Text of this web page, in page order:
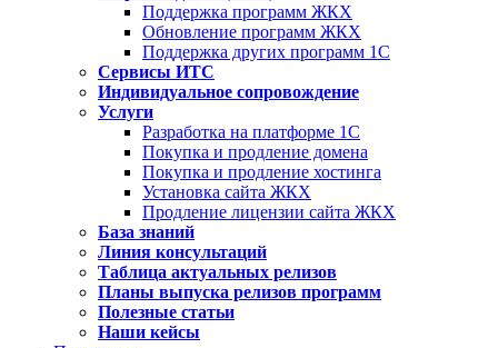
Поддержка программ ЖКХ
Обновление программ ЖКХ
Поддержка других программ 1С
Сервисы ИТС
Индивидуальное сопровождение
Услуги
Разработка на платформе 1С
Покупка и продление домена
Покупка и продление хостинга
Установка сайта ЖКХ
Продление лицензии сайта ЖКХ
База знаний
Линия консультаций
Таблица актуальных релизов
Планы выпуска релизов программ
Полезные статьи
Наши кейсы